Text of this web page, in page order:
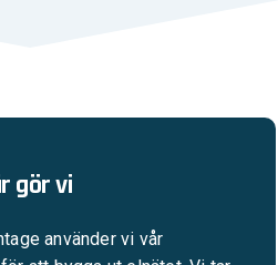
gör vi
använder vi vår